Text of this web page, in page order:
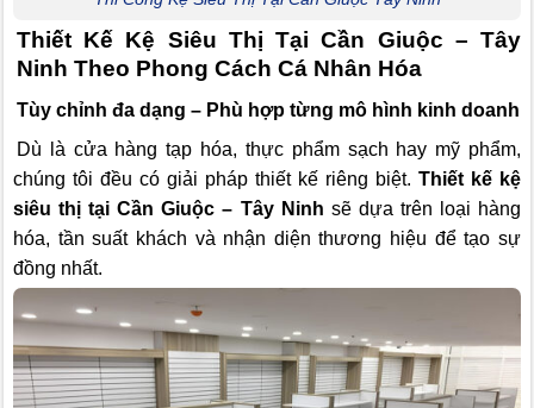
Thiết Kế Kệ Siêu Thị Tại Cần Giuộc – Tây
Ninh Theo Phong Cách Cá Nhân Hóa
Tùy chỉnh đa dạng – Phù hợp từng mô hình kinh doanh
Dù là cửa hàng tạp hóa, thực phẩm sạch hay mỹ phẩm,
chúng tôi đều có giải pháp thiết kế riêng biệt. Thiết kế kệ
siêu thị tại Cần Giuộc – Tây Ninh sẽ dựa trên loại hàng
hóa, tần suất khách và nhận diện thương hiệu để tạo sự
đồng nhất.